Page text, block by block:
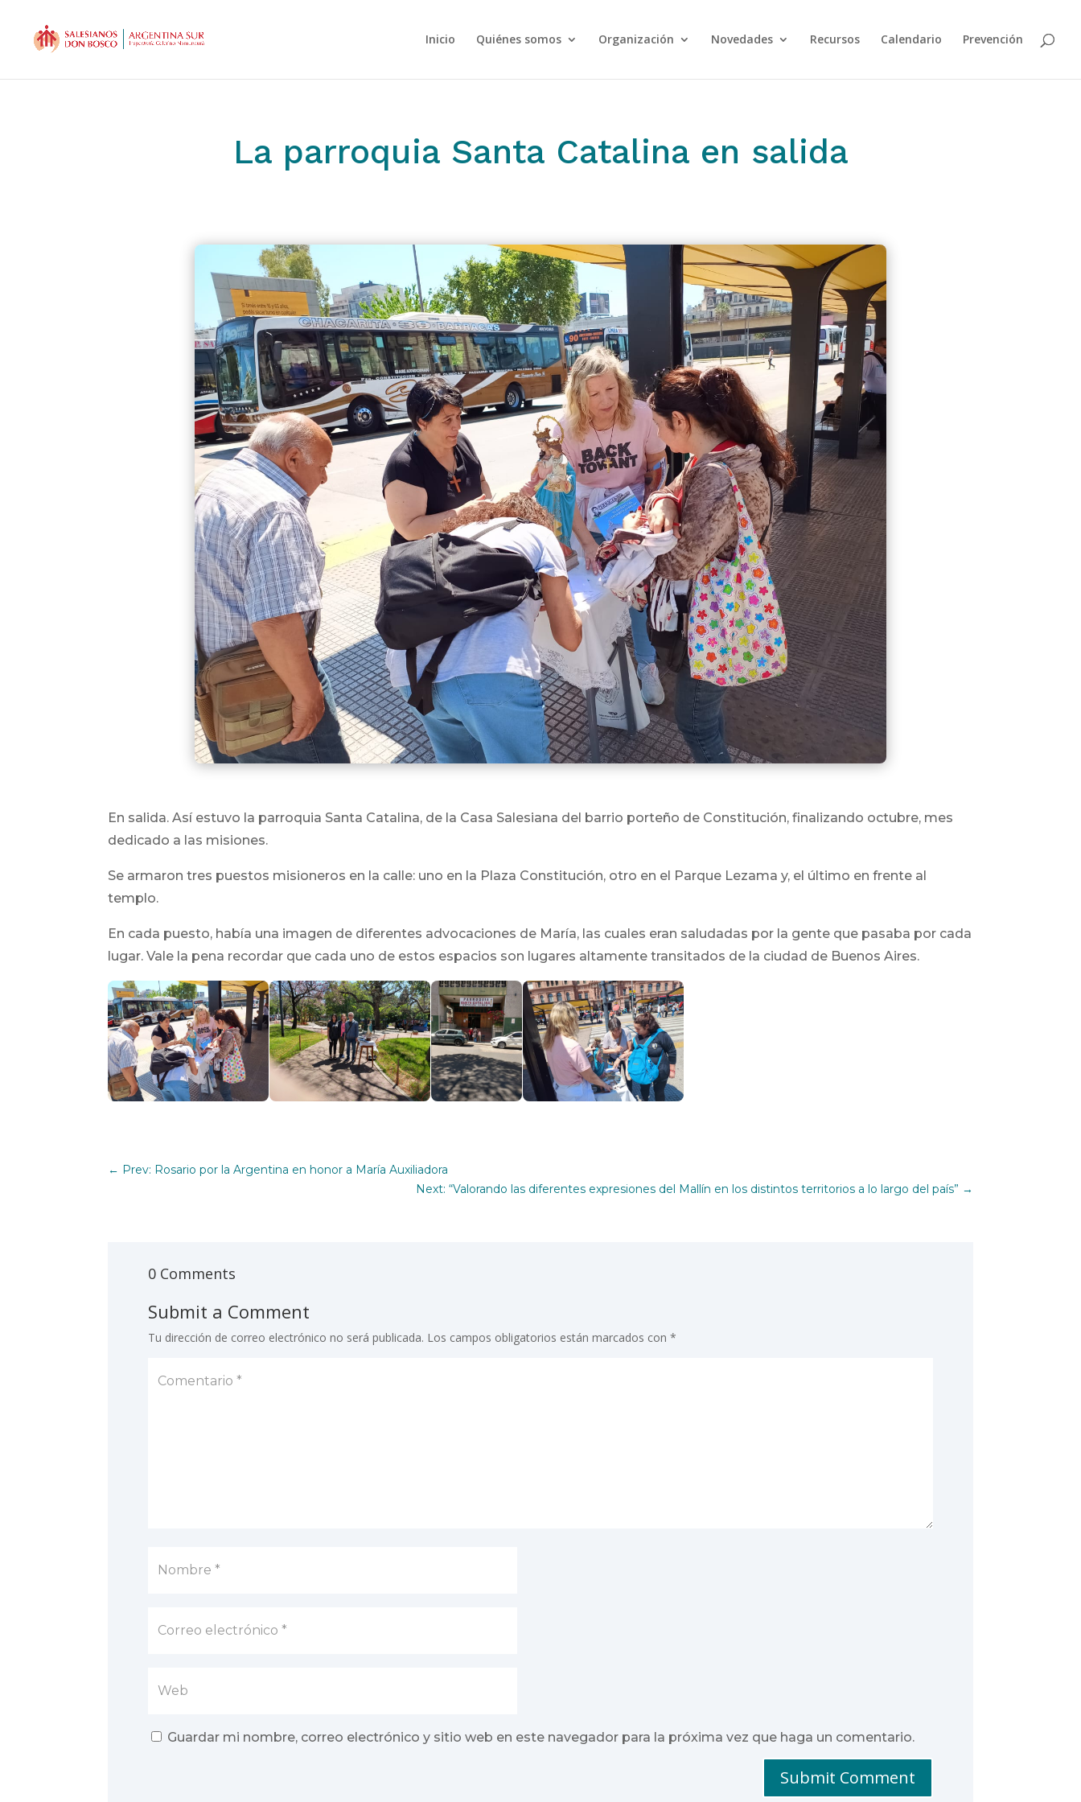
Inicio Quiénes somos Organización Novedades Recursos Calendario Prevención
La parroquia Santa Catalina en salida
En salida. Así estuvo la parroquia Santa Catalina, de la Casa Salesiana del barrio porteño de Constitución, finalizando octubre, mes
dedicado a las misiones.
Se armaron tres puestos misioneros en la calle: uno en la Plaza Constitución, otro en el Parque Lezama y, el último en frente al
templo.
En cada puesto, había una imagen de diferentes advocaciones de María, las cuales eran saludadas por la gente que pasaba por cada
lugar. Vale la pena recordar que cada uno de estos espacios son lugares altamente transitados de la ciudad de Buenos Aires.
← Prev: Rosario por la Argentina en honor a María Auxiliadora
Next: “Valorando las diferentes expresiones del Mallín en los distintos territorios a lo largo del país” →
0 Comments
Submit a Comment
Tu dirección de correo electrónico no será publicada. Los campos obligatorios están marcados con*
Guardar mi nombre, correo electrónico y sitio web en este navegador para la próxima vez que haga un comentario.
Submit Comment